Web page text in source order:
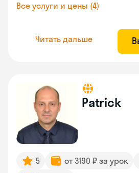
Все услуги и цены (4)
Читать дальше
Patrick
5 от 3190 ₽ за урок